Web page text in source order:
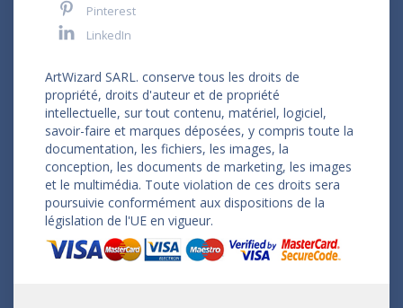
Pinterest
LinkedIn
ArtWizard SARL. conserve tous les droits de
propriété, droits d'auteur et de propriété
intellectuelle, sur tout contenu, matériel, logiciel,
savoir-faire et marques déposées, y compris toute la
documentation, les fichiers, les images, la
conception, les documents de marketing, les images
et le multimédia. Toute violation de ces droits sera
poursuivie conformément aux dispositions de la
législation de l'UE en vigueur.